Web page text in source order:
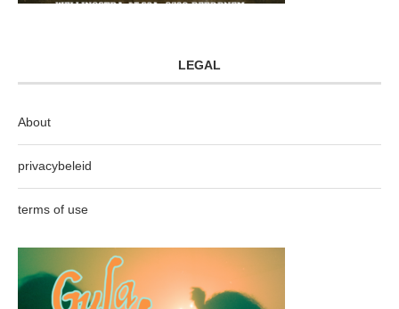
LEGAL
About
privacybeleid
terms of use